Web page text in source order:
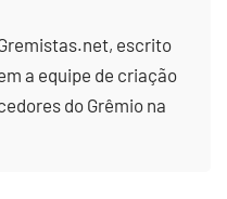
escrito
a equipe de criação
do Grêmio na